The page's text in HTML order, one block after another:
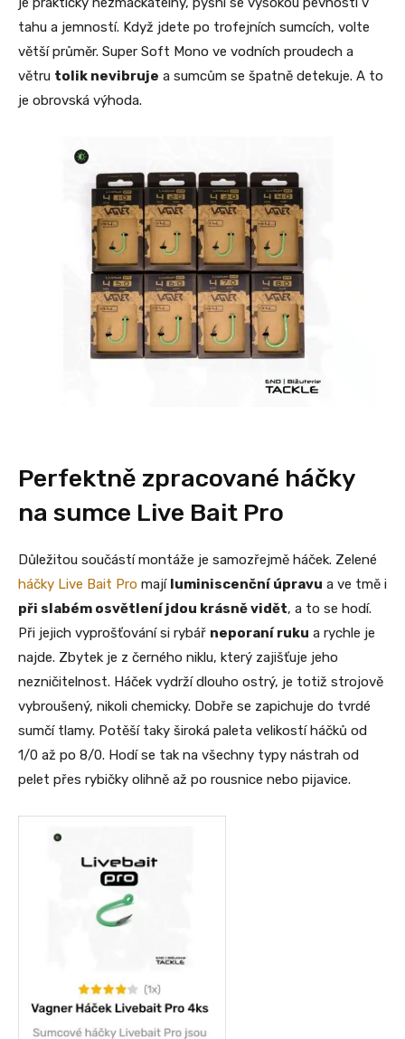
tahu a jemností. Když jdete po trofejních sumcích, volte
větší průměr. Super Soft Mono ve vodních proudech a
větru tolik nevibruje a sumcům se špatně detekuje. A to
je obrovská výhoda.
Perfektně zpracované háčky
na sumce Live Bait Pro
Důležitou součástí montáže je samozřejmě háček. Zelené
háčky Live Bait Pro mají luminiscenční úpravu a ve tmě i
při slabém osvětlení jdou krásně vidět, a to se hodí.
Při jejich vyprošťování si rybář neporaní ruku a rychle je
najde. Zbytek je z černého niklu, který zajišťuje jeho
nezničitelnost. Háček vydrží dlouho ostrý, je totiž strojově
vybroušený, nikoli chemicky. Dobře se zapichuje do tvrdé
sumčí tlamy. Potěší taky široká paleta velikostí háčků od
1/0 až po 8/0. Hodí se tak na všechny typy nástrah od
pelet přes rybičky olihně až po rousnice nebo pijavice.